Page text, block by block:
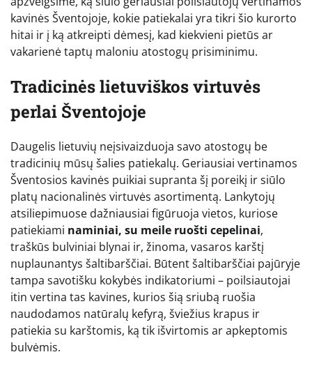
kavinės Šventojoje, kokie patiekalai yra tikri šio kurorto
hitai ir į ką atkreipti dėmesį, kad kiekvieni pietūs ar
vakarienė taptų maloniu atostogų prisiminimu.
Tradicinės lietuviškos virtuvės
perlai Šventojoje
Daugelis lietuvių neįsivaizduoja savo atostogų be
tradicinių mūsų šalies patiekalų. Geriausiai vertinamos
Šventosios kavinės puikiai supranta šį poreikį ir siūlo
platų nacionalinės virtuvės asortimentą. Lankytojų
atsiliepimuose dažniausiai figūruoja vietos, kuriose
patiekiami naminiai, su meile ruošti cepelinai,
traškūs bulviniai blynai ir, žinoma, vasaros karštį
nuplaunantys šaltibarščiai. Būtent šaltibarščiai pajūryje
tampa savotišku kokybės indikatoriumi – poilsiautojai
itin vertina tas kavines, kurios šią sriubą ruošia
naudodamos natūralų kefyrą, šviežius krapus ir
patiekia su karštomis, ką tik išvirtomis ar apkeptomis
bulvėmis.